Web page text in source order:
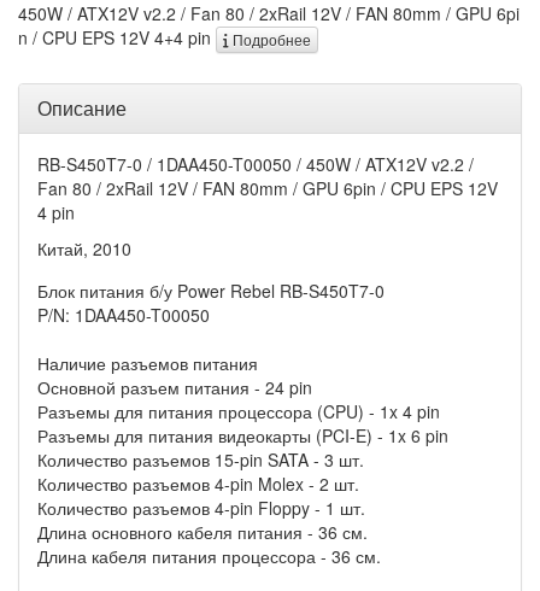
450W / ATX12V v2.2 / Fan 80 / 2xRail 12V / FAN 80mm / GPU 6pi
n / CPU EPS 12V 4+4 pin
Подробнее
Описание
RB-S450T7-0 / 1DAA450-T00050 / 450W / ATX12V v2.2 /
Fan 80 / 2xRail 12V / FAN 80mm / GPU 6pin / CPU EPS 12V
4 pin
Китай, 2010
Блок питания б/у Power Rebel RB-S450T7-0
P/N: 1DAA450-T00050
Наличие разъемов питания
Основной разъем питания - 24 pin
Разъемы для питания процессора (CPU) - 1x 4 pin
Разъемы для питания видеокарты (PCI-E) - 1x 6 pin
Количество разъемов 15-pin SATA - 3 шт.
Количество разъемов 4-pin Molex - 2 шт.
Количество разъемов 4-pin Floppy - 1 шт.
Длина основного кабеля питания - 36 см.
Длина кабеля питания процессора - 36 см.